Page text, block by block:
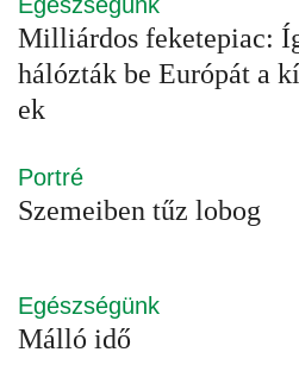
Egészségünk
Milliárdos feketepiac:
hálózták be Európát a
ek
Portré
Szemeiben tűz lobog
Egészségünk
Málló idő